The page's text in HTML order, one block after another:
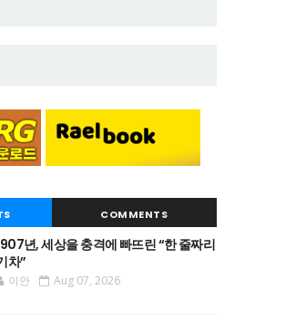
COMMENTS
년, 세상을 충격에 빠뜨린 “한 줄짜리
차”
이안 Aug 07, 2026